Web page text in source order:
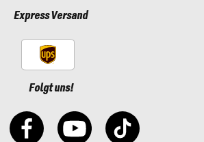
Express Versand
Folgt uns!